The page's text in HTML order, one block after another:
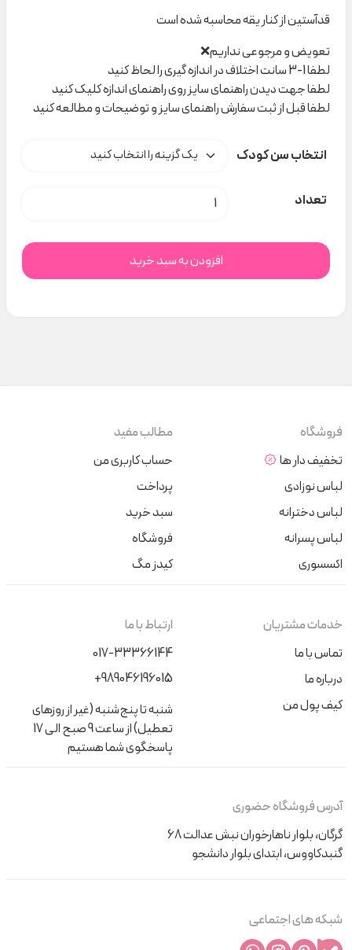
قدآستین از کنار یقه محاسبه شده است
تعویض و مرجوعی نداریم❌
لطفا 1-3 سانت اختلاف در اندازه گیری را لحاظ کنید
لطفا جهت دیدن راهنمای سایز روی راهنمای اندازه کلیک کنید
لطفا قبل از ثبت سفارش راهنمای سایز و توضیحات و مطالعه کنید
انتخاب سن کودک
تعداد ست SKATELE GACY poloni کد C000301 عدد
افزودن به سبد خرید
فروشگاه
تخفیف دار ها
لباس نوزادی
لباس دخترانه
لباس پسرانه
اکسسوری
مطالب مفید
حساب کاربری من
پرداخت
سبد خرید
فروشگاه
کیدز مگ
خدمات مشتریان
تماس با ما
درباره ما
کیف پول من
ارتباط با ما
017-33366144
+989046196015
شنبه تا پنج‌شنبه (غیر از روزهای
تعطیل) از ساعت 9 صبح الی 17
پاسخگوی شما هستیم
آدرس فروشگاه حضوری
گرگان، بلوار ناهارخوران نبش عدالت 68
گنبدکاووس، ابتدای بلوار دانشجو
شبکه های اجتماعی